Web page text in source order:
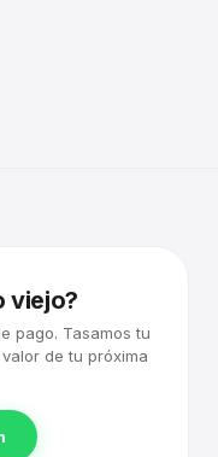
viejo?
pago. Tasamos tu
de tu próxima